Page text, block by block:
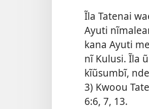
Ĩla Tatenai
Ayuti
kana Ayuti
nĩ Kulusi. Ĩla
kĩũsumbĩ,
3) Kwoou
6:6, 7, 13.